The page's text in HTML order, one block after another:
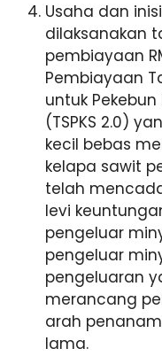
Usaha dan
dilaksanakan
pembiayaan
Pembiayaan
untuk
(TSPKS 2.0)
kecil bebas
kelapa sawit
telah
levi
pengeluar
pengeluar
pengeluaran
merancang
arah
lama.